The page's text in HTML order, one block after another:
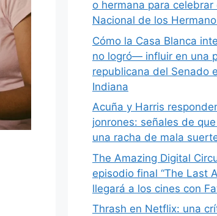
o hermana para celebrar
Nacional de los
Cómo la Casa Blanca
no logró— influir en una
republicana del Senado
Indiana
Acuña y Harris
jonrones: señales de
una racha de mala
The Amazing Digital
episodio final “The Last
llegará a los cines con
Thrash en Netflix: una